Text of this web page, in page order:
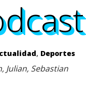
, Deportes
Julian, Sebastian